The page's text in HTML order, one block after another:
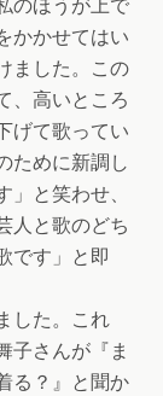
かかせてはい
ました。この
、高いところ
げて歌ってい
ために新調し
と笑わせ、
人と歌のどち
です」と即
した。これ
子さんが『ま
る？』と聞か